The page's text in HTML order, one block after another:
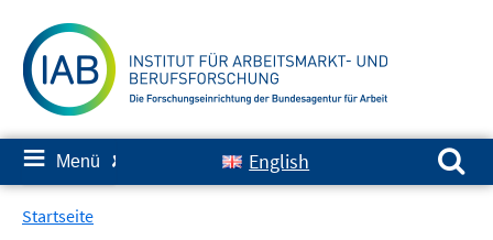
zum
Inhalt
≡ Menü ✘ English
Suchen nach:
Startseite